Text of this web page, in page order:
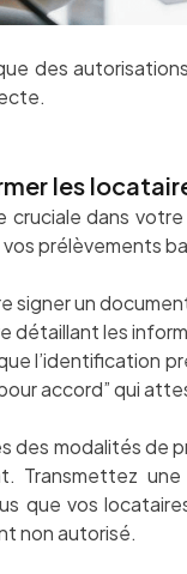
des
les
dans
prélèvements
signer un
détaillant les
l’identification
accord” qui
des modalités de
Transmettez
que vos
non autorisé.